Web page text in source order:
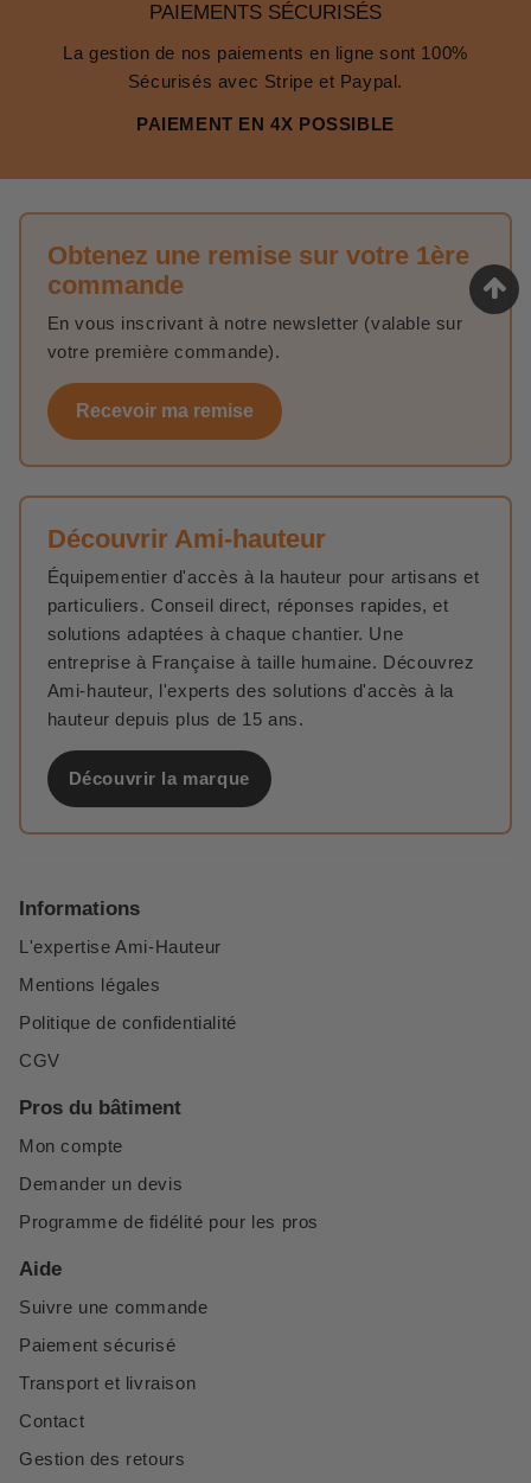
PAIEMENTS SÉCURISÉS
La gestion de nos paiements en ligne sont 100%
Sécurisés avec Stripe et Paypal.
PAIEMENT EN 4X POSSIBLE
Obtenez une remise sur votre 1ère
commande
En vous inscrivant à notre newsletter (valable sur
votre première commande).
Recevoir ma remise
Découvrir Ami-hauteur
Équipementier d'accès à la hauteur pour artisans et
particuliers. Conseil direct, réponses rapides, et
solutions adaptées à chaque chantier. Une
entreprise à Française à taille humaine. Découvrez
Ami-hauteur, l'experts des solutions d'accès à la
hauteur depuis plus de 15 ans.
Découvrir la marque
Informations
L'expertise Ami-Hauteur
Mentions légales
Politique de confidentialité
CGV
Pros du bâtiment
Mon compte
Demander un devis
Programme de fidélité pour les pros
Aide
Suivre une commande
Paiement sécurisé
Transport et livraison
Contact
Gestion des retours